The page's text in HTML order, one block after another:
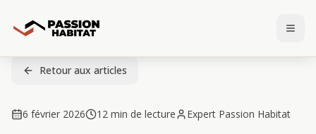
Retour aux articles
6 février 2026 12 min de lecture Expert Passion Habitat